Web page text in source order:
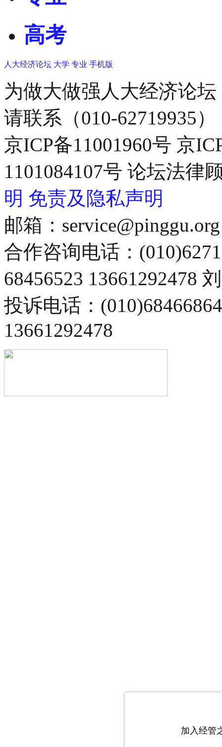
高考
加入经管
人大经济论坛 大学 专业 手机版
为做大做强人大经济论
请联系（010-62719935）
京ICP备11001960号 京
1101084107号 论坛法律
明 免责及隐私声明
邮箱：service@pinggu.org
合作咨询电话：
68456523 13661292478
投诉电话：
13661292478